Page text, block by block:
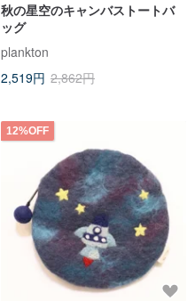
秋の星空のキャンバストートバ
ッグ
plankton
2,519円 2,862円
12%OFF